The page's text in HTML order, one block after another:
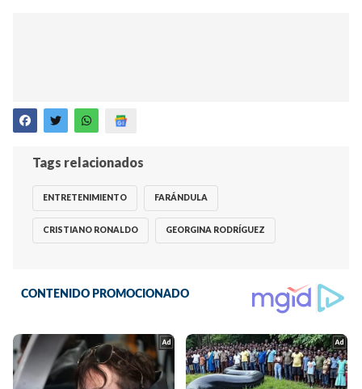
Tags relacionados
ENTRETENIMIENTO FARÁNDULA
CRISTIANO RONALDO GEORGINA RODRÍGUEZ